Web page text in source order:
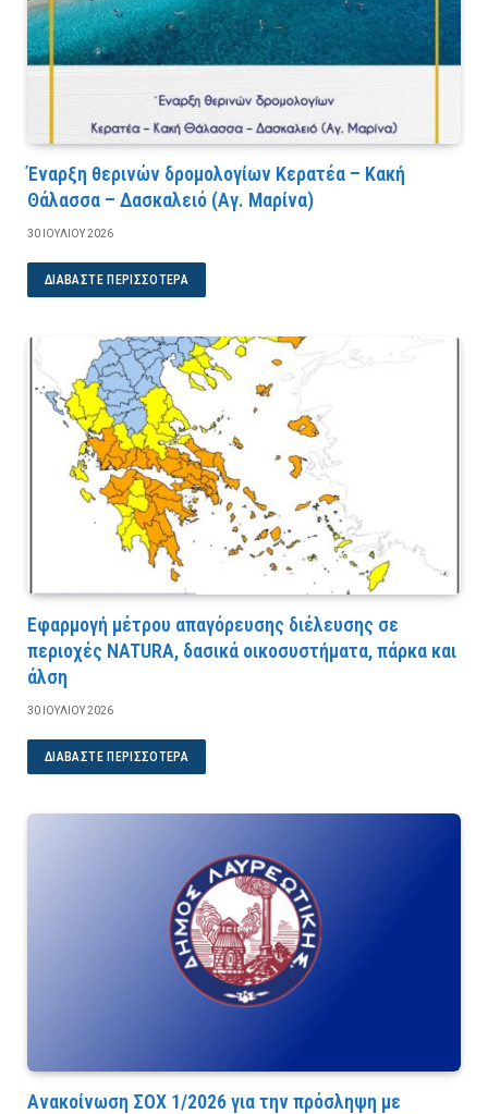
Έναρξη θερινών δρομολογίων Κερατέα – Κακή
Θάλασσα – Δασκαλειό (Αγ. Μαρίνα)
30 ΙΟΥΛΊΟΥ 2026
ΔΙΑΒΆΣΤΕ ΠΕΡΙΣΣΌΤΕΡΑ
Εφαρμογή μέτρου απαγόρευσης διέλευσης σε
περιοχές NATURA, δασικά οικοσυστήματα, πάρκα και
άλση
30 ΙΟΥΛΊΟΥ 2026
ΔΙΑΒΆΣΤΕ ΠΕΡΙΣΣΌΤΕΡΑ
Ανακοίνωση ΣΟΧ 1/2026 για την πρόσληψη με